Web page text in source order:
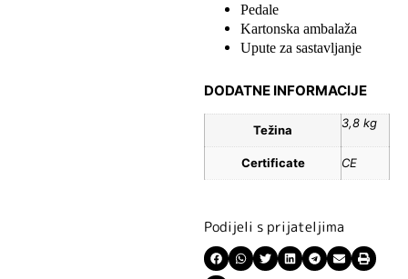
Pedale
Kartonska ambalaža
Upute za sastavljanje
DODATNE INFORMACIJE
Težina 3,8 kg
Certificate CE
Podijeli s prijateljima